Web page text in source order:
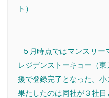
ト）
５月時点ではマンスリー
レジデンストーキョー（
援で登録完了となった。
果たしたのは同社が３社目